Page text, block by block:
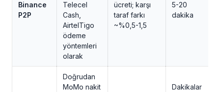
Binance
P2P
Telecel
Cash,
AirtelTigo
ödeme
yöntemleri
olarak
ücreti; karşı
taraf farkı
~%0,5-1,5
5-20
dakika
Doğrudan
MoMo nakit
Dakikalar